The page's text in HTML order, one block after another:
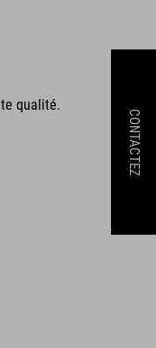
qualité.
CONTACTEZ